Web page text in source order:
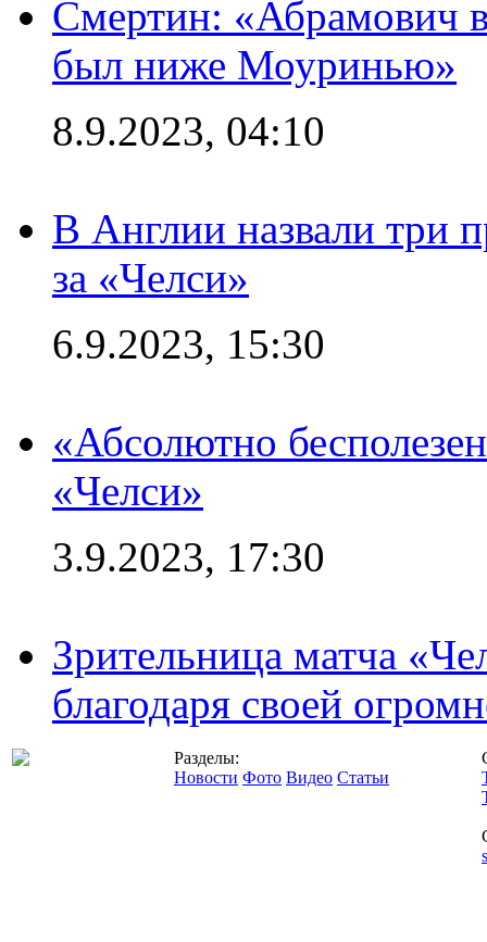
Смертин: «Абрамович в
был ниже Моуринью»
8.9.2023, 04:10
В Англии назвали три
за «Челси»
6.9.2023, 15:30
«Абсолютно
«Челси»
3.9.2023, 17:30
Зрительница матча
благодаря своей
Разделы:
Новости Фото Видео Статьи